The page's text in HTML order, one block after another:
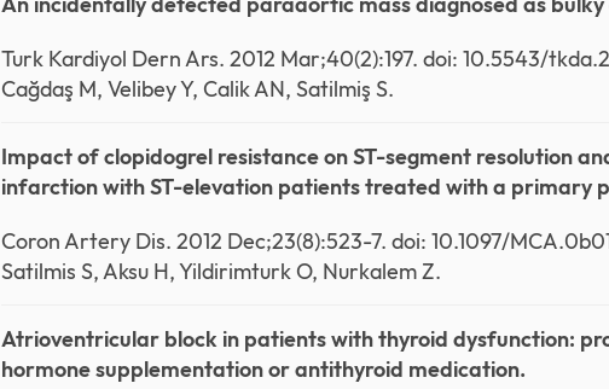
Turk Kardiyol Dern Ars. 2012 Mar;40(2):197. doi: 10.5543/
Cağdaş M, Velibey Y, Calik AN, Satilmiş S.
Impact of clopidogrel resistance on ST-segment resolution
infarction with ST-elevation patients treated with a primary
Coron Artery Dis. 2012 Dec;23(8):523-7. doi: 10.1097/
Satilmis S, Aksu H, Yildirimturk O, Nurkalem Z.
Atrioventricular block in patients with thyroid dysfunction:
hormone supplementation or antithyroid medication.